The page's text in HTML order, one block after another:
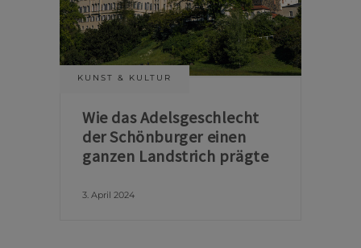
KUNST & KULTUR
Wie das Adelsgeschlecht
der Schönburger einen
ganzen Landstrich prägte
3. April 2024